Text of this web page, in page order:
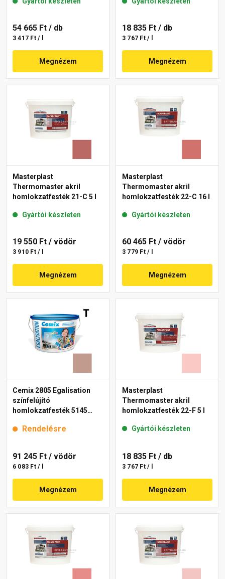
54 665 Ft / db
3 417 Ft / l
Megnézem
18 835 Ft / db
3 767 Ft / l
Megnézem
Masterplast
Thermomaster akril
homlokzatfesték 21-C 5 l
Gyártói készleten
19 550 Ft / vödör
3 910 Ft / l
Megnézem
Masterplast
Thermomaster akril
homlokzatfesték 22-C 16 l
Gyártói készleten
60 465 Ft / vödör
3 779 Ft / l
Megnézem
Cemix 2805 Egalisation
színfelújító
homlokzatfesték 5145
Rendelésre
91 245 Ft / vödör
6 083 Ft / l
Megnézem
Masterplast
Thermomaster akril
homlokzatfesték 22-F 5 l
Gyártói készleten
18 835 Ft / db
3 767 Ft / l
Megnézem